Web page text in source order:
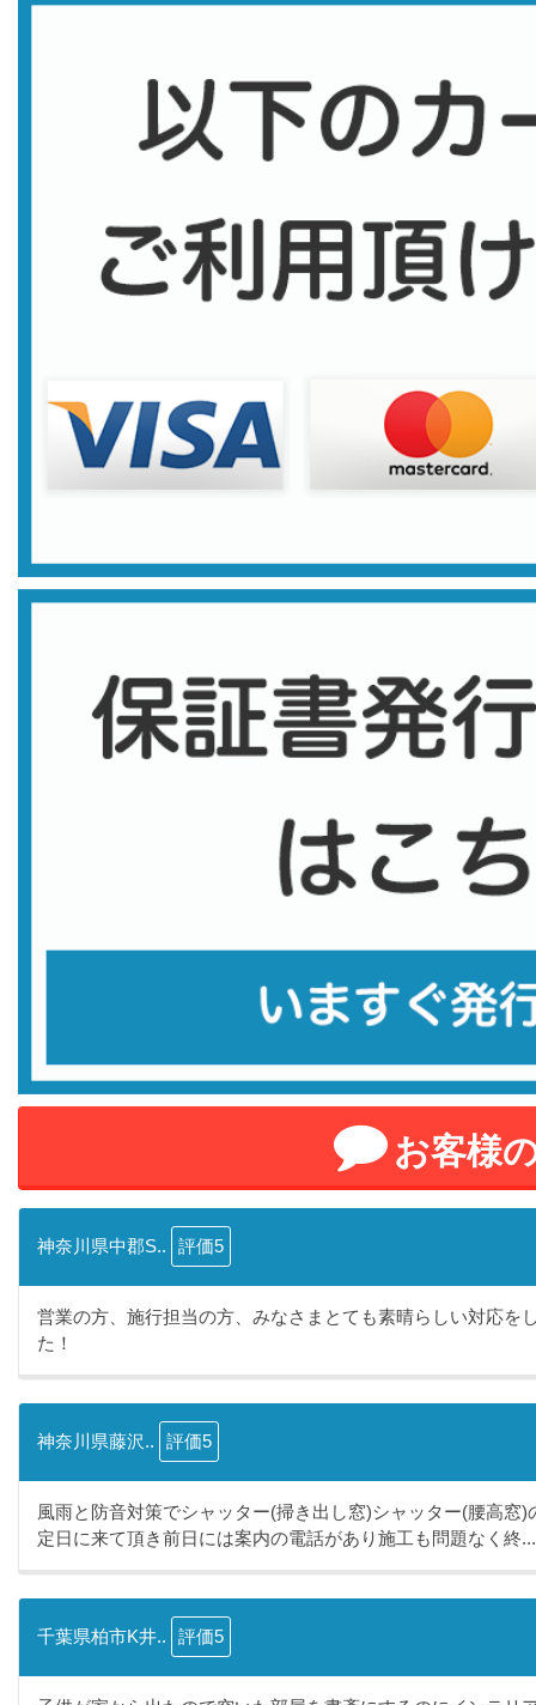
お客様
神奈川県中郡S.. 評価5
営業の方、施行担当の方、みなさまとても素晴らしい対応を
た！
神奈川県藤沢.. 評価5
風雨と防音対策でシャッター(掃き出し窓)シャッター(腰高窓
定日に来て頂き前日には案内の電話があり施工も問題なく終...
千葉県柏市K井.. 評価5